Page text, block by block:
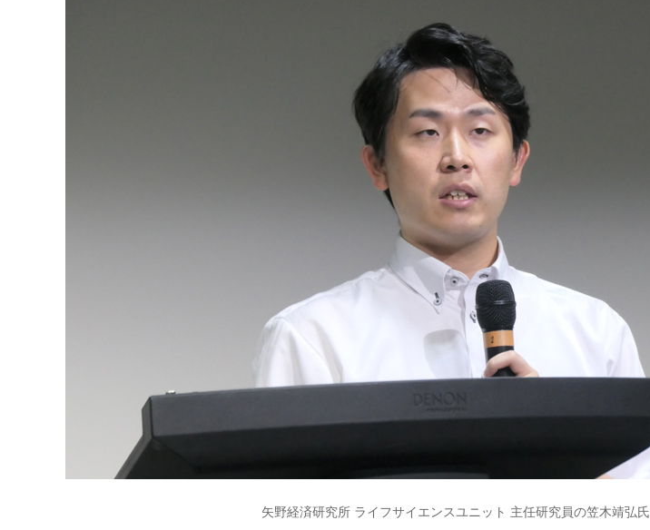
矢野経済研究所 ライフサイエンスユニット 主任研究員の笠木靖弘氏